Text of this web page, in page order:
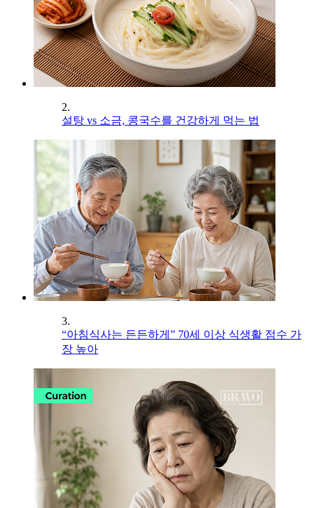
2.
설탕 vs 소금, 콩국수를 건강하게 먹는 법
3.
“아침식사는 든든하게” 70세 이상 식생활 점수 가
장 높아